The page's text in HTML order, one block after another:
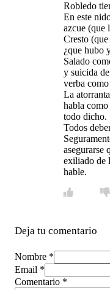
Robledo
En este
azcue (que
Cresto
¿que hubo
Salado
y suicida
verba
La
habla
todo dicho.
Todos
asegurarse
exiliado de
hable.
Deja tu comentario
Nombre *
Email *
Comentario *